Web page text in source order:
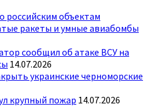
российским объектам
ракеты и умные авиабомбы
сообщил об атаке ВСУ на
14.07.2026
украинские черноморские
крупный пожар 14.07.2026